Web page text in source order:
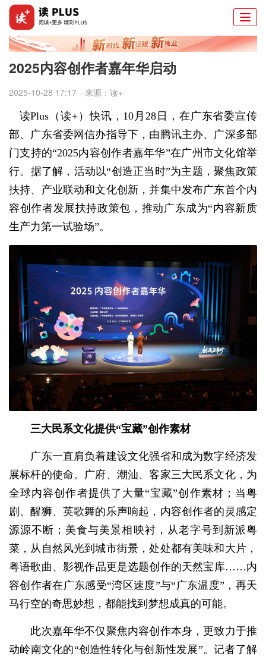
2025内容创作者嘉年华启动
2025-10-28 17:17 来源： 读+
读Plus（读+）快讯， 10月28日，在广东省委宣传
部、广东省委网信办指导下，由腾讯主办、广深多部
门支持的“2025内容创作者嘉年华”在广州市文化馆举
行。据了解，活动以“创造正当时”为主题，聚焦政策
扶持、产业联动和文化创新，并集中发布广东首个内
容创作者发展扶持政策包，推动广东成为“内容新质
生产力第一试验场”。
三大民系文化提供“宝藏”创作素材
广东一直肩负着建设文化强省和成为数字经济发
展标杆的使命。广府、潮汕、客家三大民系文化，为
全球内容创作者提供了大量“宝藏”创作素材；当粤
剧、醒狮、英歌舞的乐声响起，内容创作者的灵感定
源源不断；美食与美景相映衬，从老字号到新派粤
菜，从自然风光到城市街景，处处都有美味和大片，
粤语歌曲、影视作品更是选题创作的天然宝库……内
容创作者在广东感受“湾区速度”与“广东温度”，再天
马行空的奇思妙想，都能找到梦想成真的可能。
此次嘉年华不仅聚焦内容创作本身，更致力于推
动岭南文化的“创造性转化与创新性发展”。记者了解